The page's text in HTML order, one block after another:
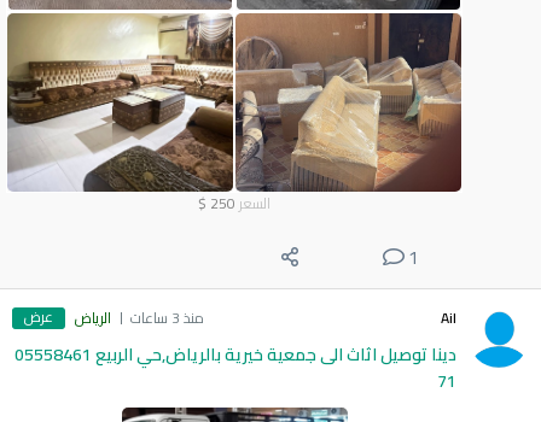
السعر 250
$
1
Ail منذ 3 ساعات الرياض عرض
دينا توصيل اثاث الى جمعية خيرية بالرياض,حي الربيع 05558461
71